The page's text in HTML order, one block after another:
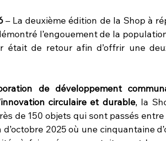
– La deuxième édition de la Shop à
l’engouement de la
était de retour afin d’offrir une
de développement
circulaire et durable, la
de 150 objets qui sont passés
d’octobre 2025 où une cinquantaine